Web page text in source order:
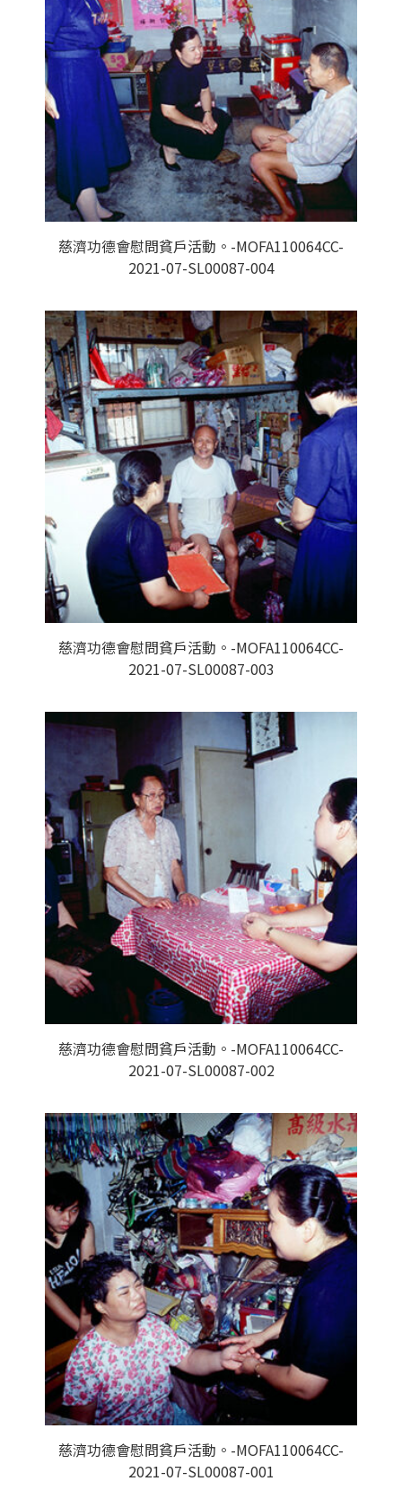
慈濟功德會慰問貧戶活動。-MOFA110064CC-
2021-07-SL00087-004
慈濟功德會慰問貧戶活動。-MOFA110064CC-
2021-07-SL00087-003
慈濟功德會慰問貧戶活動。-MOFA110064CC-
2021-07-SL00087-002
慈濟功德會慰問貧戶活動。-MOFA110064CC-
2021-07-SL00087-001